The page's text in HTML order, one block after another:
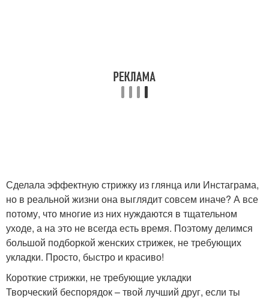
Креативные стрижки
Прически для
вьющихся волос
Стрижки для дам
Года на волнистые
волосы
Сделала эффектную стрижку из глянца или Инстаграма,
но в реальной жизни она выглядит совсем иначе? А все
потому, что многие из них нуждаются в тщательном
уходе, а на это не всегда есть время. Поэтому делимся
большой подборкой женских стрижек, не требующих
укладки. Просто, быстро и красиво!
Короткие стрижки, не требующие укладки
Творческий беспорядок – твой лучший друг, если ты